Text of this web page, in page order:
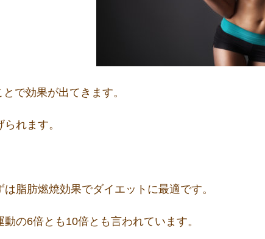
で効果が出てきます。
れます。
脂肪燃焼効果でダイエットに最適です。
の6倍とも10倍とも言われています。